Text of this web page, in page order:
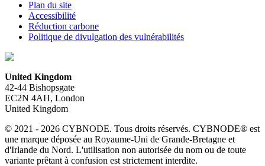
Plan du site
Accessibilité
Réduction carbone
Politique de divulgation des vulnérabilités
United Kingdom
42-44 Bishopsgate
EC2N 4AH, London
United Kingdom
© 2021 - 2026 CYBNODE. Tous droits réservés. CYBNODE® est
une marque déposée au Royaume-Uni de Grande-Bretagne et
d'Irlande du Nord. L'utilisation non autorisée du nom ou de toute
variante prêtant à confusion est strictement interdite.